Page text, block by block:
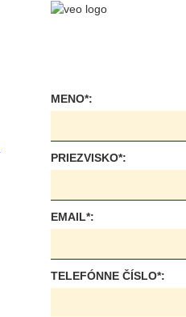
MENO*:
PRIEZVISKO*:
EMAIL*:
TELEFÓNNE ČÍSLO*: